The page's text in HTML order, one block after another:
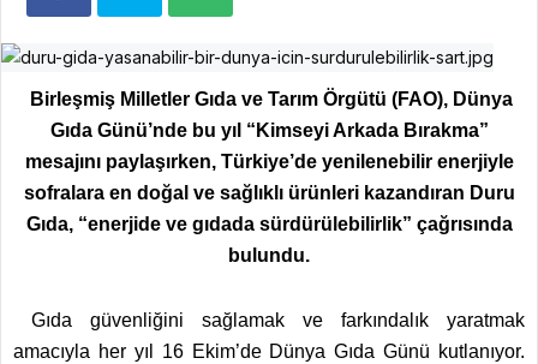
Birleşmiş Milletler Gıda ve Tarım Örgütü (FAO), Dünya
Gıda Günü’nde bu yıl “Kimseyi Arkada Bırakma”
mesajını paylaşırken, Türkiye’de yenilenebilir enerjiyle
sofralara en doğal ve sağlıklı ürünleri kazandıran Duru
Gıda, “enerjide ve gıdada sürdürülebilirlik” çağrısında
bulundu.
Gıda güvenliğini sağlamak ve farkındalık yaratmak
amacıyla her yıl 16 Ekim’de Dünya Gıda Günü kutlanıyor.